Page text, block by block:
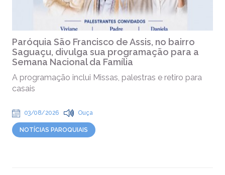
Paróquia São Francisco de Assis, no bairro
Saguaçu, divulga sua programação para a
Semana Nacional da Família
A programação inclui Missas, palestras e retiro para
casais
03/08/2026 Ouça
NOTÍCIAS PAROQUIAIS